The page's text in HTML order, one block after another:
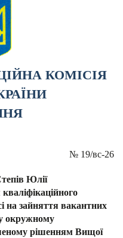
КОМІСІЯ
№ 19/вс-26
Юлії
на зайняття вакантних
окружному
рішенням Вищої